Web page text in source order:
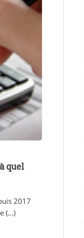
quel
2017
(...)